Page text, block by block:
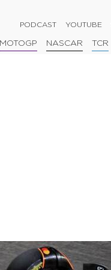
PODCAST YOUTUBE
MOTOGP NASCAR TCR